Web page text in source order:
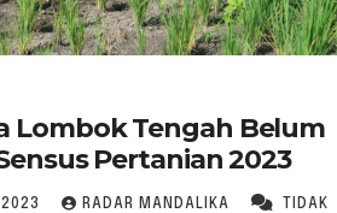
Lombok Tengah Belum
Pertanian 2023
RADAR MANDALIKA TIDAK